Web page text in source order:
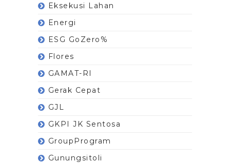
Eksekusi Lahan
Energi
ESG GoZero%
Flores
GAMAT-RI
Gerak Cepat
GJL
GKPI JK Sentosa
GroupProgram
Gunungsitoli